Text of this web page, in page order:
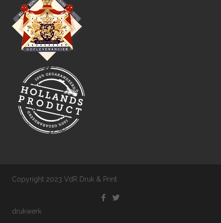
Copyright 2023 VdR Druk & Print
drukwerk